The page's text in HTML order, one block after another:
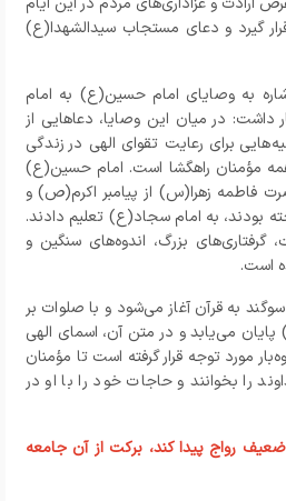
گیرد و دعای مستجاب سیدالشهدا(ع)
به وصایای امام حسین(ع) به امام
داشت: در میان این وصایا، دعاهایی از
برای رعایت تقوای الهی در زندگی
مؤمنان راهگشا است. امام حسین(ع)
فاطمه زهرا(س) از پیامبر اکرم(ص) و
بودند، به امام سجاد(ع) تعلیم دادند.
بزرگ، اندوه‌های سنگین و
است.
به قرآن آغاز می‌شود و با صلوات بر
می‌یابد و در متن آن، اسمای الهی
مورد توجه قرار گرفته است تا مؤمنان
را بخوانند و حاجات خود را با او در
رواج پیدا کند، برکت از آن جامعه